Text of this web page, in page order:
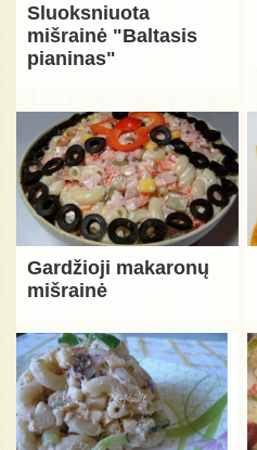
Sluoksniuota
mišrainė "Baltasis
pianinas"
Gardžioji makaronų
mišrainė